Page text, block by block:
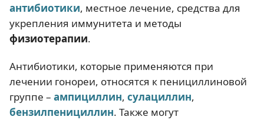
антибиотики, местное лечение, средства для
укрепления иммунитета и методы
физиотерапии.
Антибиотики, которые применяются при
лечении гонореи, относятся к пенициллиновой
группе – ампициллин, сулациллин,
бензилпенициллин. Также могут